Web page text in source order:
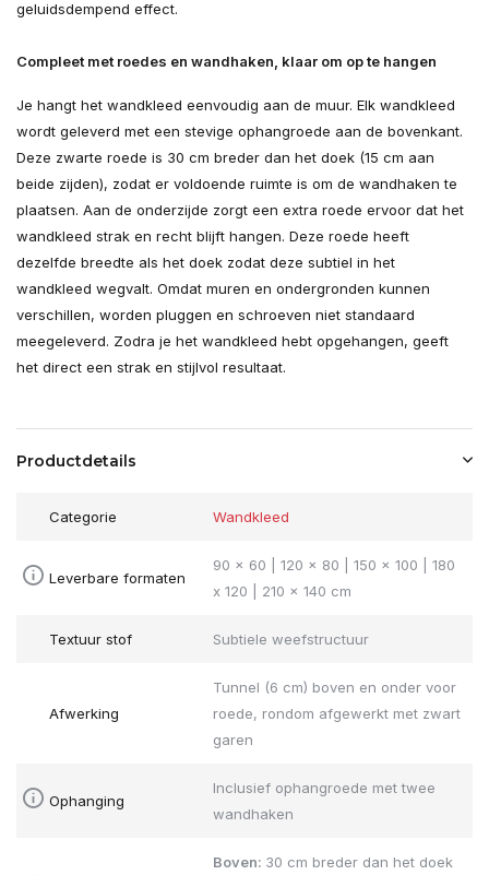
geluidsdempend effect.
Compleet met roedes en wandhaken, klaar om op te hangen
Je hangt het wandkleed eenvoudig aan de muur. Elk wandkleed
wordt geleverd met een stevige ophangroede aan de bovenkant.
Deze zwarte roede is 30 cm breder dan het doek (15 cm aan
beide zijden), zodat er voldoende ruimte is om de wandhaken te
plaatsen. Aan de onderzijde zorgt een extra roede ervoor dat het
wandkleed strak en recht blijft hangen. Deze roede heeft
dezelfde breedte als het doek zodat deze subtiel in het
wandkleed wegvalt. Omdat muren en ondergronden kunnen
verschillen, worden pluggen en schroeven niet standaard
meegeleverd. Zodra je het wandkleed hebt opgehangen, geeft
het direct een strak en stijlvol resultaat.
Productdetails
Categorie Wandkleed
Leverbare formaten
90 x 60 | 120 x 80 | 150 x 100 | 180
x 120 | 210 x 140 cm
Textuur stof Subtiele weefstructuur
Afwerking
Tunnel (6 cm) boven en onder voor
roede, rondom afgewerkt met zwart
garen
Ophanging
Inclusief ophangroede met twee
wandhaken
Boven: 30 cm breder dan het doek